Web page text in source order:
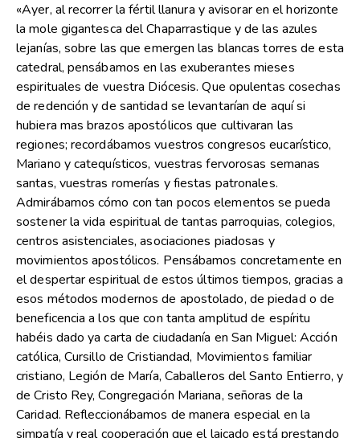
«Ayer, al recorrer la fértil llanura y avisorar en el horizonte
la mole gigantesca del Chaparrastique y de las azules
lejanías, sobre las que emergen las blancas torres de esta
catedral, pensábamos en las exuberantes mieses
espirituales de vuestra Diócesis. Que opulentas cosechas
de redención y de santidad se levantarían de aquí si
hubiera mas brazos apostólicos que cultivaran las
regiones; recordábamos vuestros congresos eucarístico,
Mariano y catequísticos, vuestras fervorosas semanas
santas, vuestras romerías y fiestas patronales.
Admirábamos cómo con tan pocos elementos se pueda
sostener la vida espiritual de tantas parroquias, colegios,
centros asistenciales, asociaciones piadosas y
movimientos apostólicos. Pensábamos concretamente en
el despertar espiritual de estos últimos tiempos, gracias a
esos métodos modernos de apostolado, de piedad o de
beneficencia a los que con tanta amplitud de espíritu
habéis dado ya carta de ciudadanía en San Miguel: Acción
católica, Cursillo de Cristiandad, Movimientos familiar
cristiano, Legión de María, Caballeros del Santo Entierro, y
de Cristo Rey, Congregación Mariana, señoras de la
Caridad. Refleccionábamos de manera especial en la
simpatía y real cooperación que el laicado está prestando